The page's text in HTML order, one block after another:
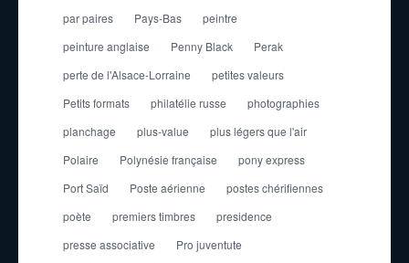
par paires Pays-Bas
peintre
peinture anglaise
Penny Black
Perak
perte de l'Alsace-Lorraine
petites valeurs
Petits formats
philatélie russe
photographies
planchage
plus-value
plus légers que l'air
Polaire
Polynésie française
pony express
Port Saïd
Poste aérienne
postes chérifiennes
poète
premiers timbres
presidence
presse associative
Pro juventute